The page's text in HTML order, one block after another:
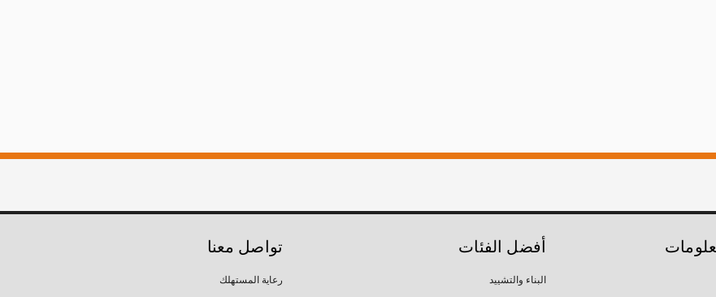
أفضل الفئات
البناء والتشييد
تواصل معنا
رعاية المستهلك